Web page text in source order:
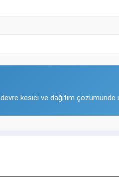
kesici ve dağıtım çözümünde